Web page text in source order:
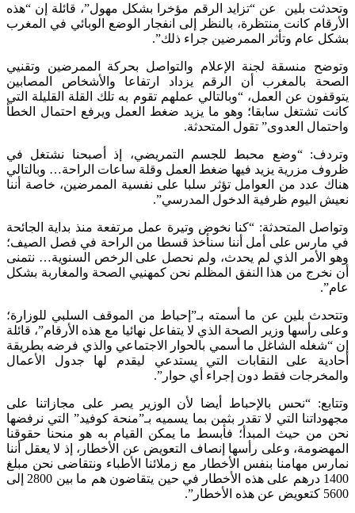
وتحدثت بلين عن “تزايد الرقم مؤخرا بشكل مهول”، قائلة إن “هذه
الأرقام كانت منتظرة، بالنظر إلى انفجار الوضع الوبائي في المغرب
بشكل عام وتأثر الممرضين جراء ذلك”.
وتوضح منسقة لجنة الإعلام والتواصل بحركة الممرضين وتقنيي
الصحة بالمغرب أن الرقم يزداد ارتفاعا والأشخاص المصابين
يتوقفون عن العمل، “وبالتالي عملهم تقوم به تلك القلة القليلة التي
كانت تشتغل سابقا؛ وهو ما يزيد ضغط العمل ويرفع احتمال الخطأ
واحتمال العدوى” تقول المتحدثة.
وتردف: “وضع محبط للجسم التمريضي، إذ أصبحنا نشتغل في
ظروف مزرية يزيد فيها ضغط العمل وقلة ساعات الراحة… وبالتالي
هناك عدد من العوامل تؤثر سلبا على نفسية الممرضين، خاصة أننا
نعيش اليوم ظرفية الدخول المدرسي”.
وتواصل المتحدثة: “كنا نخوض وتيرة عمل مرتفعة منذ بداية الجائحة
في مارس على أمل أننا سنأخذ قسطا من الراحة في فصل الصيف؛
وهو الأمر الذي لم يحدث، ولم نحصل على الرخص السنوية… نتمنى
أن نخرج من هذا النفق المظلم نحن كمهنيي الصحة والمغاربة بشكل
عام”.
وتتحدث بلين عن ما أسمته بـ”إحباط من الموقف السلبي للوزارة؛
وعلى رأسها وزير الصحة الذي لا يتفاعل نهائيا مع هذه الأرقام”، قائلة
إن “شغله الشاغل ما أسمي بالحوار الاجتماعي والذي فرضه بطريقة
أحادية على النقابات التي يستدعي ليقدم لها جدول الأعمال
والمخرجات فقط دون إجراء أي حوار”.
وتتابع: “نحس بالإحباط أيضا لأن الوزير يصر على مجازاتنا على
مجهوداتنا التي لا تقدر بثمن بما يسميه بـ”منحة كوفيد” التي نرفضها
نحن من حيث المبدأ؛ فأبسط ما يمكن القيام به هو منحنا حقوقنا
المهضومة، وعلى رأسها إنصاف التعويض عن الأخطار، إذ لا يعقل أننا
نمارس مهامنا بنفس الأخطار مع زملائنا الأطباء ونتقاضى نحن مبلغ
1400 درهم على هذه الأخطار في حين يتقاضون هم ما بين 2800 إلى
5600 كتعويض عن هذه الأخطار”.